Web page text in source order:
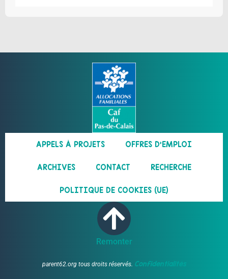
APPELS À PROJETS OFFRES D’EMPLOI
ARCHIVES CONTACT RECHERCHE
POLITIQUE DE COOKIES (UE)
Remonter
parent62.org tous droits réservés. Confidentialités